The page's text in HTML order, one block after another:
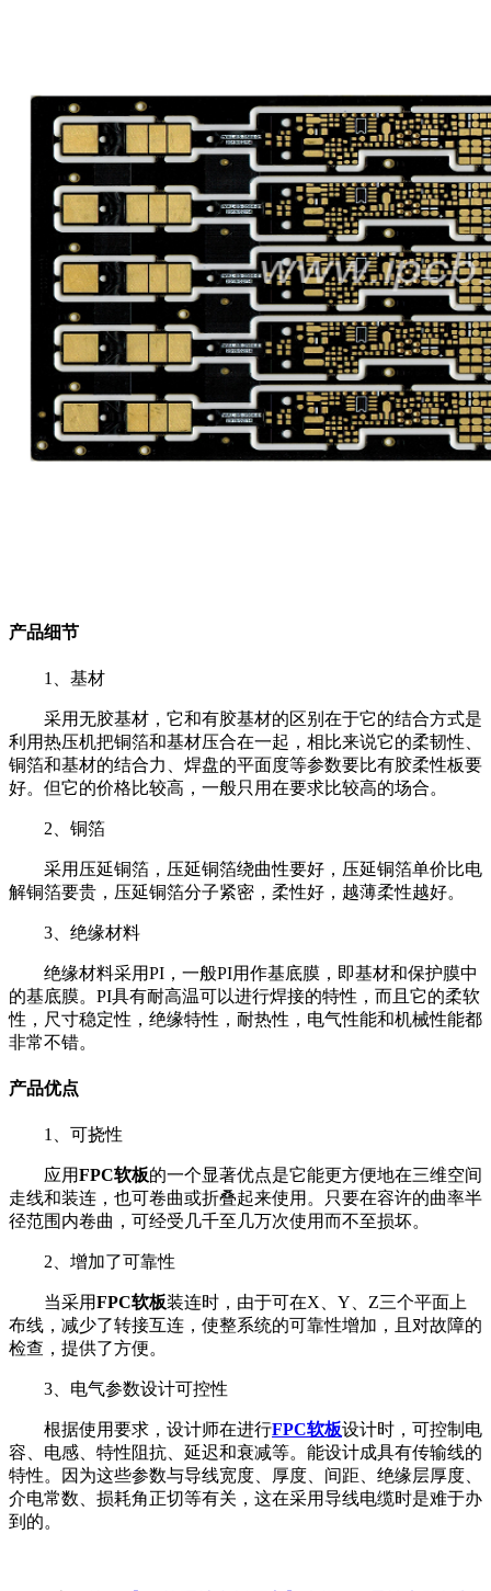
产品细节
1、基材
采用无胶基材，它和有胶基材的区别在于它的结合方式是
利用热压机把铜箔和基材压合在一起，相比来说它的柔韧性、
铜箔和基材的结合力、焊盘的平面度等参数要比有胶柔性板要
好。但它的价格比较高，一般只用在要求比较高的场合。
2、铜箔
采用压延铜箔，压延铜箔绕曲性要好，压延铜箔单价比电
解铜箔要贵，压延铜箔分子紧密，柔性好，越薄柔性越好。
3、绝缘材料
绝缘材料采用PI，一般PI用作基底膜，即基材和保护膜中
的基底膜。PI具有耐高温可以进行焊接的特性，而且它的柔软
性，尺寸稳定性，绝缘特性，耐热性，电气性能和机械性能都
非常不错。
产品优点
1、可挠性
应用FPC软板的一个显著优点是它能更方便地在三维空间
走线和装连，也可卷曲或折叠起来使用。只要在容许的曲率半
径范围内卷曲，可经受几千至几万次使用而不至损坏。
2、增加了可靠性
当采用FPC软板装连时，由于可在X、Y、Z三个平面上
布线，减少了转接互连，使整系统的可靠性增加，且对故障的
检查，提供了方便。
3、电气参数设计可控性
根据使用要求，设计师在进行FPC软板设计时，可控制电
容、电感、特性阻抗、延迟和衰减等。能设计成具有传输线的
特性。因为这些参数与导线宽度、厚度、间距、绝缘层厚度、
介电常数、损耗角正切等有关，这在采用导线电缆时是难于办
到的。